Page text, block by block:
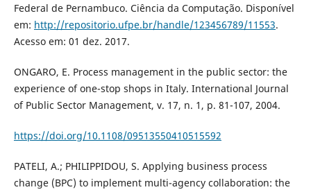
Federal de Pernambuco. Ciência da Computação. Disponível
em: http://repositorio.ufpe.br/handle/123456789/11553.
Acesso em: 01 dez. 2017.
ONGARO, E. Process management in the public sector: the
experience of one-stop shops in Italy. International Journal
of Public Sector Management, v. 17, n. 1, p. 81-107, 2004.
https://doi.org/10.1108/09513550410515592
PATELI, A.; PHILIPPIDOU, S. Applying business process
change (BPC) to implement multi-agency collaboration: the